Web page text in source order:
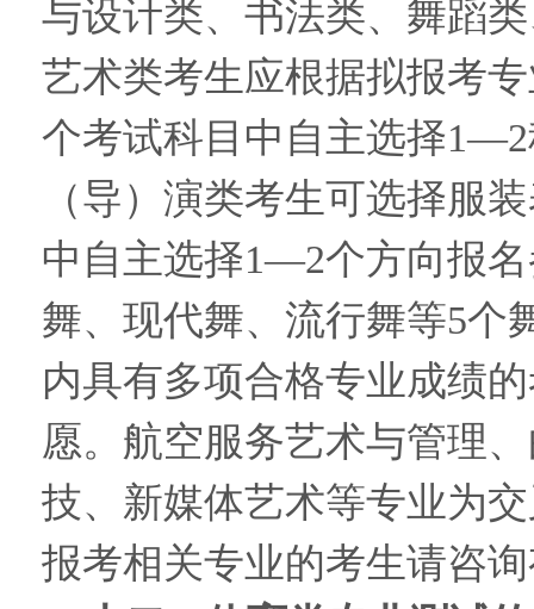
与设计类、书法类、舞蹈
艺术类考生应根据拟报考
个考试科目中自主选择
（导）演类考生可选择服
中自主选择1—2个方向报
舞、现代舞、流行舞等5个
内具有多项合格专业成绩
愿。航空服务艺术与管理
技、新媒体艺术等专业为
报考相关专业的考生请咨